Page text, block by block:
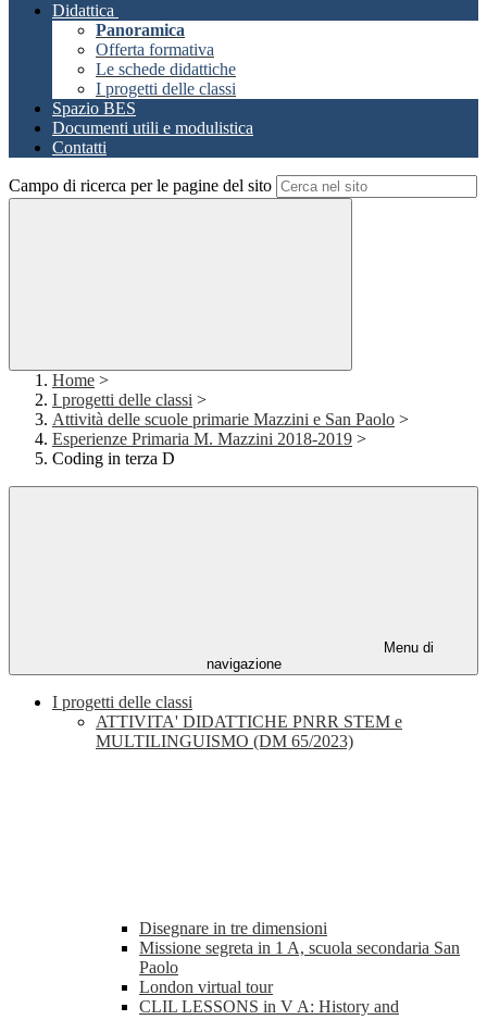
Didattica
Panoramica
Offerta formativa
Le schede didattiche
I progetti delle classi
Spazio BES
Documenti utili e modulistica
Contatti
Campo di ricerca per le pagine del sito
Home >
I progetti delle classi >
Attività delle scuole primarie Mazzini e San Paolo >
Esperienze Primaria M. Mazzini 2018-2019 >
Coding in terza D
Menu di
navigazione
I progetti delle classi
ATTIVITA' DIDATTICHE PNRR STEM e
MULTILINGUISMO (DM 65/2023)
Disegnare in tre dimensioni
Missione segreta in 1 A, scuola secondaria San
Paolo
London virtual tour
CLIL LESSONS in V A: History and